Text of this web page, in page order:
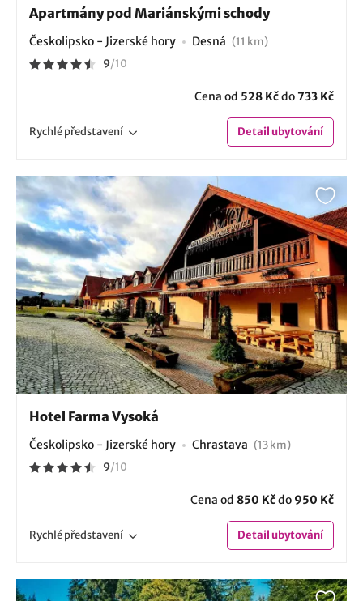
Apartmány pod Mariánskými schody
Českolipsko - Jizerské hory Desná (11 km)
9/10
Cena od 528 Kčdo733 Kč
Rychlépředstavení Detailubytování
Hotel Farma Vysoká
Českolipsko - Jizerské hory Chrastava (13 km)
9/10
Cena od 850 Kčdo 950 Kč
Rychlépředstavení Detailubytování